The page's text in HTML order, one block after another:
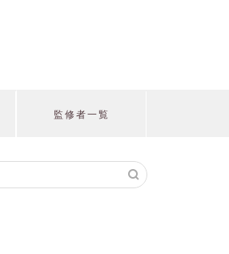
監修者一覧